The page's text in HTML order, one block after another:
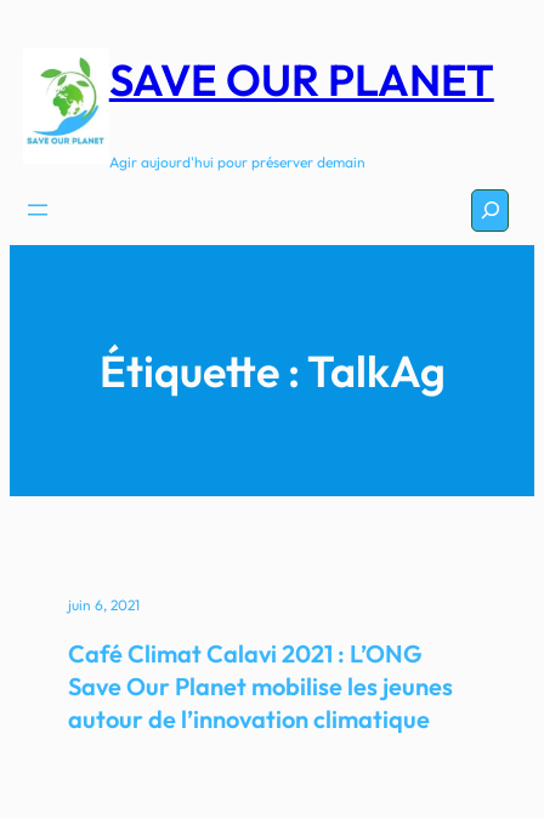
contenu
SAVE OUR PLANET
Agir aujourd'hui pour préserver demain
Étiquette :TalkAg
juin 6, 2021
Café Climat Calavi 2021 : L’ONG
Save Our Planet mobilise les jeunes
autour de l’innovation climatique